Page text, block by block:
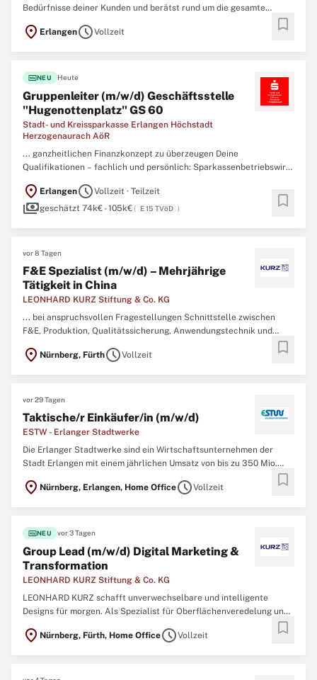
Bedürfnisse deiner Kunden und berätst rund um die gesamte
Verbundprodukten und dem Aktivgeschäft. ...
location_on ErlangenscheduleVollzeit bookmark
fiber_newNEU Heute
Gruppenleiter (m/w/d) Geschäftsstelle
"Hugenottenplatz" GS 60
Stadt- und Kreissparkasse Erlangen Höchstadt
Herzogenaurach AöR
... ganzheitlichen Finanzkonzept zu überzeugen Deine
Qualifikationen – fachlich und persönlich: Sparkassenbetriebswirt
diesen zeitnah zu absolvieren Begeisterung für Führung und
Verantwortung Erfahrung in der Mitarbeiterführung im
location_on ErlangenscheduleVollzeit · Teilzeit
paymentsgeschätzt 74k€ - 105k€( E 15 TVöD ) bookmark
vor 8 Tagen
F&E Spezialist (m/w/d) – Mehrjährige
Tätigkeit in China
LEONHARD KURZ Stiftung & Co. KG
... bei anspruchsvollen Fragestellungen Schnittstelle zwischen
F&E, Produktion, Qualitätssicherung, Anwendungstechnik und
Während Ihrer Einarbeitungsphase lernen Sie sämtliche
relevanten Fertigungsprozesse und Produktionsanlagen umfassend
location_on Nürnberg, FürthscheduleVollzeit bookmark
vor 29 Tagen
Taktische/r Einkäufer/in (m/w/d)
ESTW - Erlanger Stadtwerke
Die Erlanger Stadtwerke sind ein Wirtschaftsunternehmen der
Stadt Erlangen mit einem jährlichen Umsatz von bis zu 350 Mio.
Euro. Unternehmensaufgabe ist die Versorgung unserer Kunden mit
Strom, Wärme, Erdgas und Wasser. Wir sind verantwortlich für die
location_on Nürnberg, Erlangen, Home OfficescheduleVollzeit bookmark
fiber_newNEU vor 3 Tagen
Group Lead (m/w/d) Digital Marketing &
Transformation
LEONHARD KURZ Stiftung & Co. KG
LEONHARD KURZ schafft unverwechselbare und intelligente
Designs für morgen. Als Spezialist für Oberflächenveredelung und
Mehr als 5.800 Mitarbeitenden an mehr als 50 Standorten arbeiten
location_on Nürnberg, Fürth, Home OfficescheduleVollzeit bookmark